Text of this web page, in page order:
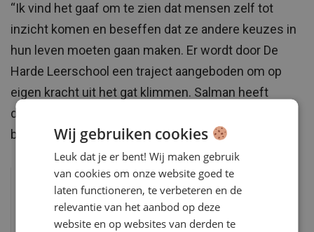
“Ik vind het gaaf om te zien dat mensen zelf tot
inzicht komen en beseffen dat ze andere keuzes in
hun leven moeten gaan maken. Er wordt door De
Harde Leerschool een traject aangeboden om op
eigen kracht uit het gat klimmen. Salman heeft
daarmee veel drempels overwonnen. Hij heeft echt
bewust gekozen om het anders te gaan doen.”
Kevin: “Ik ben oprecht trots op deze
gozer, hoe hij zich heeft ontwikkeld.
Dat vind ik echt fantastisch om te
Wij gebruiken cookies
Leuk dat je er bent! Wij maken gebruik
van cookies om onze website goed te
laten functioneren, te verbeteren en de
relevantie van het aanbod op deze
website en op websites van derden te